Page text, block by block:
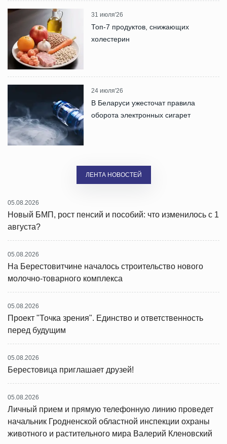
31 июля'26
Топ-7 продуктов, снижающих
холестерин
24 июля'26
В Беларуси ужесточат правила
оборота электронных сигарет
ЛЕНТА НОВОСТЕЙ
05.08.2026
Новый БМП, рост пенсий и пособий: что изменилось с 1
августа?
05.08.2026
На Берестовитчине началось строительство нового
молочно-товарного комплекса
05.08.2026
Проект "Точка зрения". Единство и ответственность
перед будущим
05.08.2026
Берестовица приглашает друзей!
05.08.2026
Личный прием и прямую телефонную линию проведет
начальник Гродненской областной инспекции охраны
животного и растительного мира Валерий Кленовский